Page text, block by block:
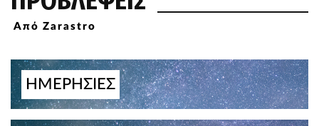
Από Zarastro
ΗΜΕΡΗΣΙΕΣ